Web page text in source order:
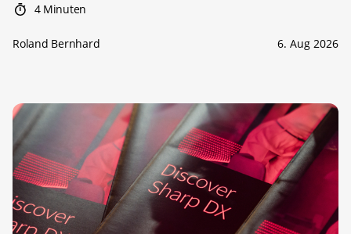
4 Minuten
Roland Bernhard 6. Aug 2026